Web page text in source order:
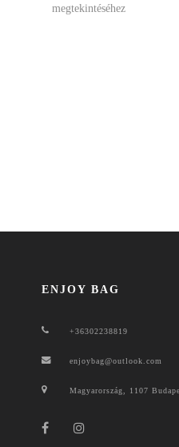
megtekintéséhez
ENJOY BAG
+36302238819
enjoybag@outlook.com
Magyarország, 1107